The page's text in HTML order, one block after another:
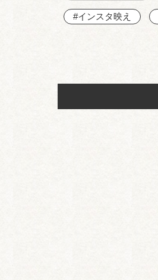
#インスタ映え